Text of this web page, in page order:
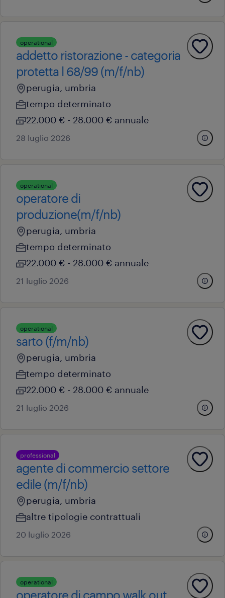
operational
addetto ristorazione - categoria
protetta l 68/99 (m/f/nb)
perugia, umbria
tempo determinato
22.000 € - 28.000 € annuale
28 luglio 2026
operational
operatore di
produzione(m/f/nb)
perugia, umbria
tempo determinato
22.000 € - 28.000 € annuale
21 luglio 2026
operational
sarto (f/m/nb)
perugia, umbria
tempo determinato
22.000 € - 28.000 € annuale
21 luglio 2026
professional
agente di commercio settore
edile (m/f/nb)
perugia, umbria
altre tipologie contrattuali
20 luglio 2026
operational
operatore di campo walk out